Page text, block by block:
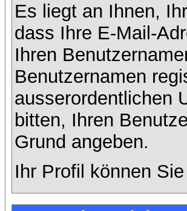
Es liegt an Ihnen,
dass Ihre E-Mail-
Ihren
Benutzernamen
ausserordentlichen
bitten, Ihren
Grund angeben.
Ihr Profil können Sie